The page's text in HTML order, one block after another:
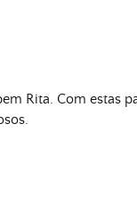
Rita. Com estas